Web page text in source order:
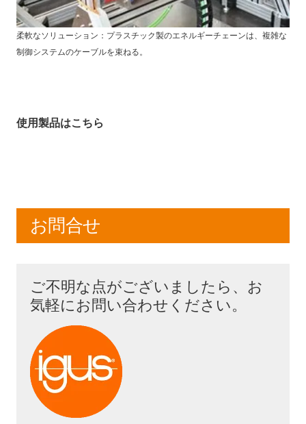
柔軟なソリューション：プラスチック製のエネルギーチェーンは、複雑な
制御システムのケーブルを束ねる。
使用製品はこちら
お問合せ
ご不明な点がございましたら、お
気軽にお問い合わせください。